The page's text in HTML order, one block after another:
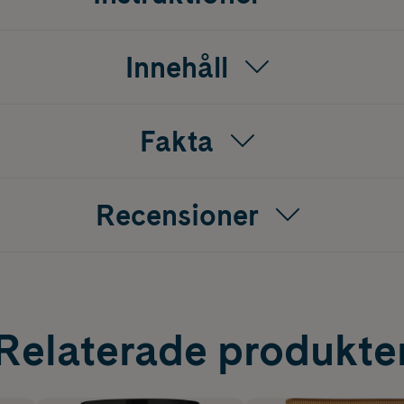
Innehåll
Fakta
Recensioner